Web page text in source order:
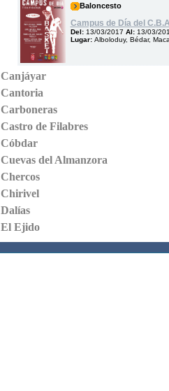
Baloncesto
Campus de Día del
Del: 13/03/2017 Al: 13/03/
Lugar: Alboloduy, Bédar,
Canjáyar
Cantoria
Carboneras
Castro de Filabres
Cóbdar
Cuevas del Almanzora
Chercos
Chirivel
Dalías
El Ejido